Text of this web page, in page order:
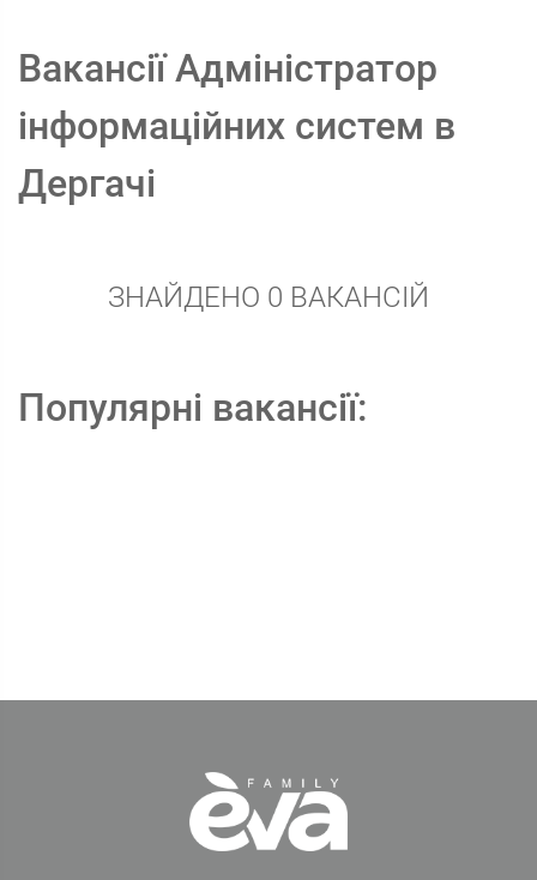
Вакансії Адміністратор
інформаційних систем в
Дергачі
ЗНАЙДЕНО 0 ВАКАНСІЙ
Популярні вакансії: